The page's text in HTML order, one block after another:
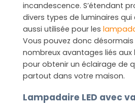
incandescence. S’étendant
divers types de luminaires qui
aussi utilisée pour les
Vous pouvez donc
nombreux avantages liés aux
pour obtenir un éclairage de
partout dans votre maison.
Lampadaire LED avec